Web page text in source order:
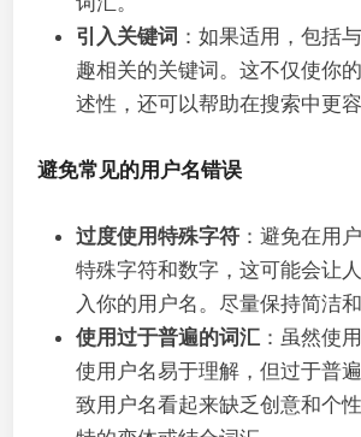
引入关键词 ：如果适用，包括
趣相关的关键词。这不仅使你
述性，还可以帮助在搜索中更容
避免常见的用户名错误
过度使用特殊字符 ：避免在用
特殊字符和数字，这可能会让
入你的用户名。尽量保持简洁和
使用过于普遍的词汇 ：虽然使
使用户名易于理解，但过于普
致用户名看起来缺乏创意和个